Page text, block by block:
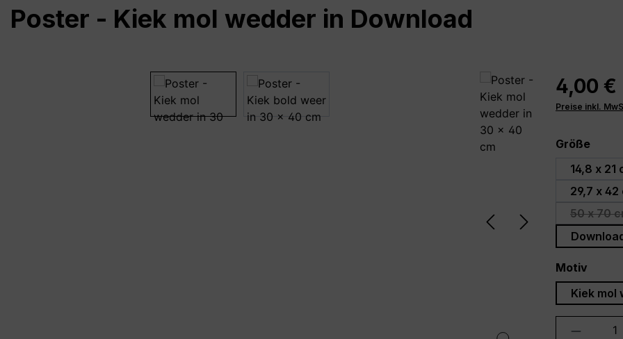
Poster - Kiek mol wedder in Download
4,00 €
Preise inkl.
Größe
14,8 x 21
29,7 x 42
50 x 70
Motiv
Kiek mol